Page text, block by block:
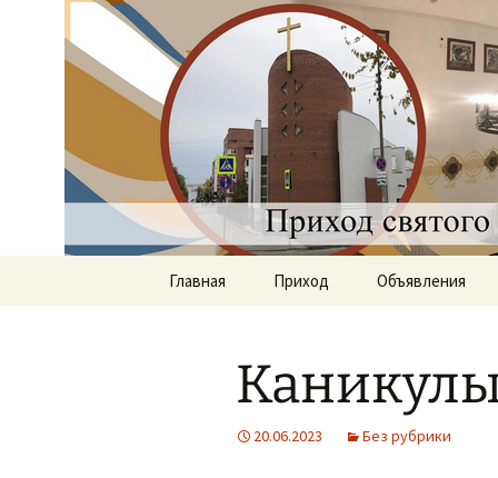
Римско-
Саратове
Приход святого Климента
Главная Приход
История прихода
Наши священники
Объявления
20.06.2023 Без рубрики